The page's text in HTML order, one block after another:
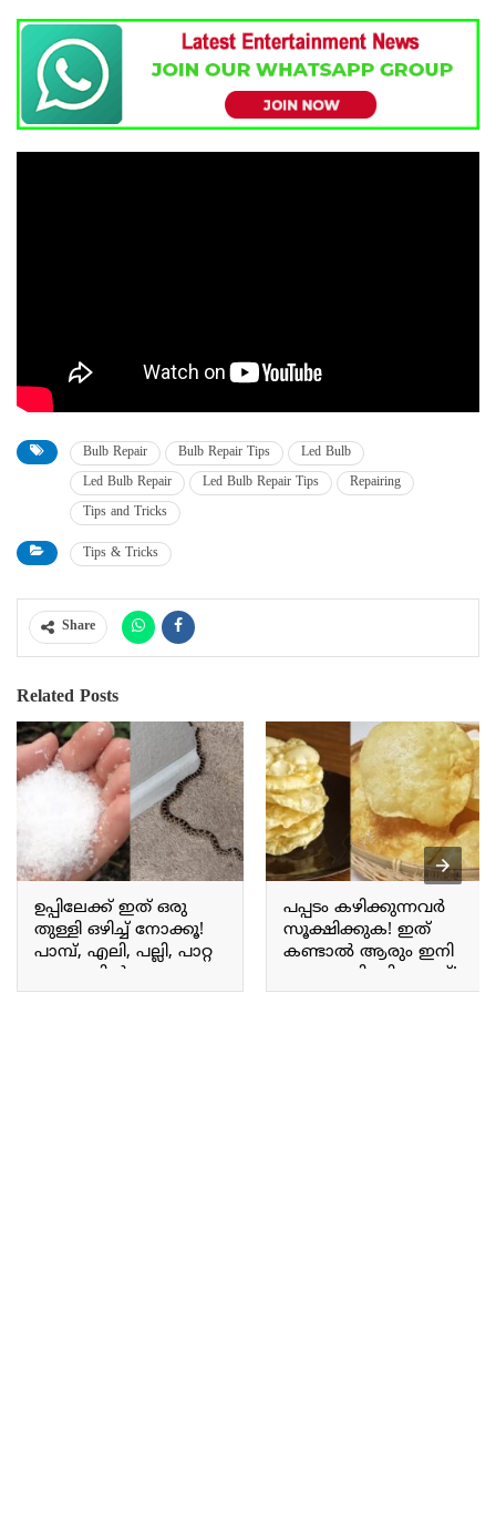
Bulb Repair Bulb Repair Tips
Led Bulb
Led Bulb Repair
Led Bulb Repair Tips
Repairing
Tips and Tricks
Tips & Tricks
Share
Related Posts
ഉപ്പിലേക്ക് ഇത് ഒരു
തുള്ളി ഒഴിച്ച് നോക്കൂ!
പാമ്പ്, എലി, പല്ലി, പാറ്റ
ഒറ്റ നക്കിൽ തന്നെ
കൂട്ടത്തോടെ വീഴും;
പപ്പടം കഴിക്കുന്നവർ
സൂക്ഷിക്കുക! ഇത്
കണ്ടാൽ ആരും ഇനി
പപ്പടം കഴിക്കില്ല ഉറപ്പ്!
ഇനിയും അറിയാതെ